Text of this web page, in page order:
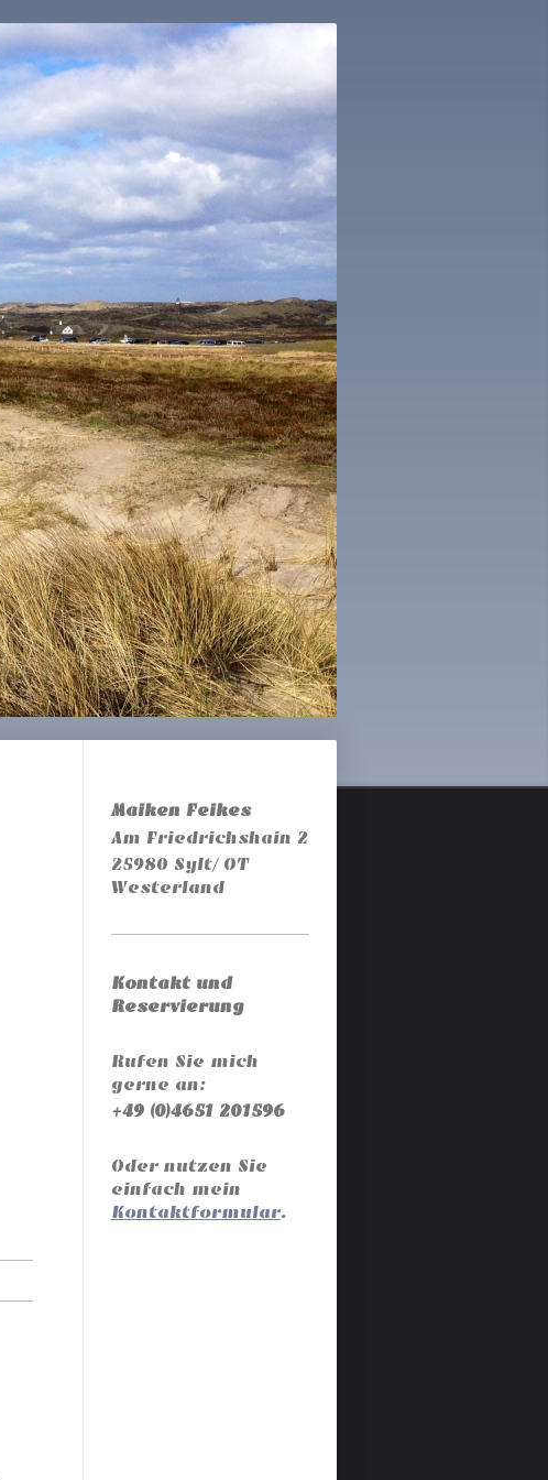
Maiken Feikes
Am Friedrichshain 2
25980 Sylt/ OT
Westerland
Kontakt und
Reservierung
Rufen Sie mich
gerne an:
+49 (0)4651 201596
Oder nutzen Sie
einfach mein
Kontaktformular.